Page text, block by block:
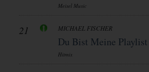
Meisel Music
21 MICHAEL FISCHER
Du Bist Meine Playlist
Hitmix